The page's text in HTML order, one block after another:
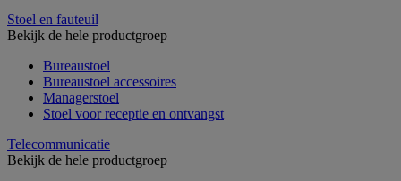
Stoel en fauteuil
Bekijk de hele productgroep
Bureaustoel
Bureaustoel accessoires
Managerstoel
Stoel voor receptie en ontvangst
Telecommunicatie
Bekijk de hele productgroep